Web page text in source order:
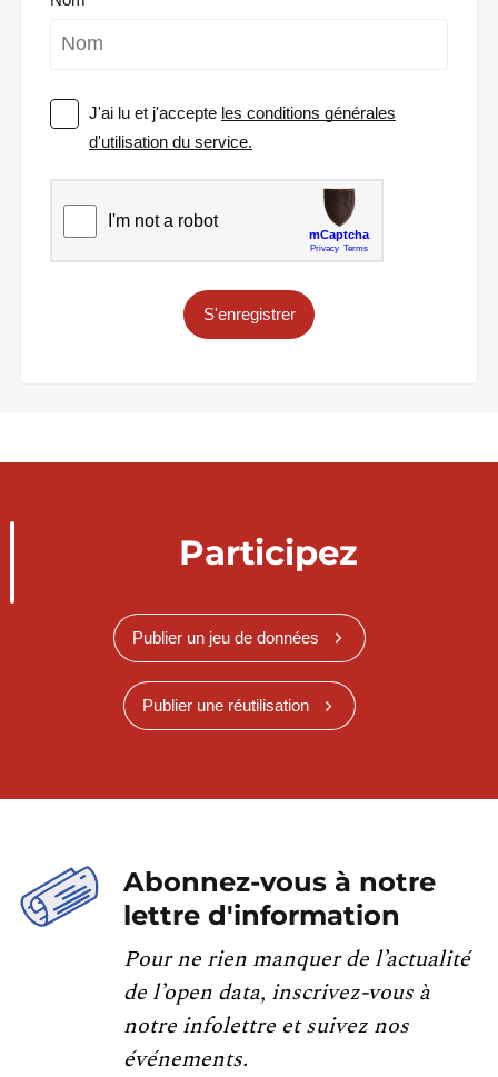
J'ai lu et j'accepte les conditions générales
d'utilisation du service.
S'enregistrer
Participez
Publier un jeu de données
Publier une réutilisation
Abonnez-vous à notre
lettre d'information
Pour ne rien manquer de l’actualité
de l’open data, inscrivez-vous à
notre infolettre et suivez nos
événements.